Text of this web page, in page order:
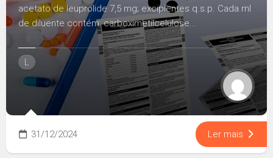
acetato de leuprolide 7,5 mg; excipientes q.s.p. Cada ml
de diluente contém: carboximetilcelulose...
L
31/12/2024 Ler mais